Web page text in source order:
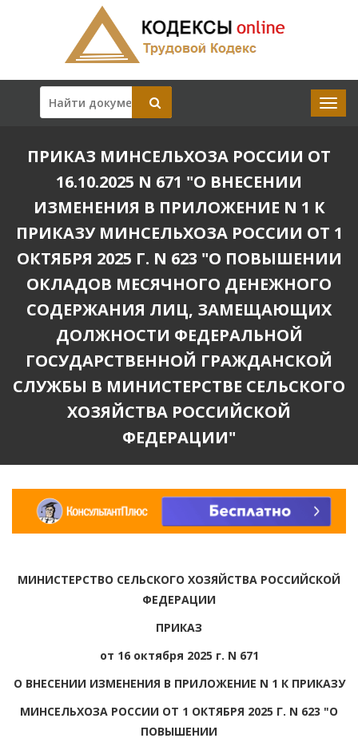
ПРИКАЗ МИНСЕЛЬХОЗА РОССИИ ОТ
16.10.2025 N 671 "О ВНЕСЕНИИ
ИЗМЕНЕНИЯ В ПРИЛОЖЕНИЕ N 1 К
ПРИКАЗУ МИНСЕЛЬХОЗА РОССИИ ОТ 1
ОКТЯБРЯ 2025 Г. N 623 "О ПОВЫШЕНИИ
ОКЛАДОВ МЕСЯЧНОГО ДЕНЕЖНОГО
СОДЕРЖАНИЯ ЛИЦ, ЗАМЕЩАЮЩИХ
ДОЛЖНОСТИ ФЕДЕРАЛЬНОЙ
ГОСУДАРСТВЕННОЙ ГРАЖДАНСКОЙ
СЛУЖБЫ В МИНИСТЕРСТВЕ СЕЛЬСКОГО
ХОЗЯЙСТВА РОССИЙСКОЙ
ФЕДЕРАЦИИ"
МИНИСТЕРСТВО СЕЛЬСКОГО ХОЗЯЙСТВА РОССИЙСКОЙ
ФЕДЕРАЦИИ
ПРИКАЗ
от 16 октября 2025 г. N 671
О ВНЕСЕНИИ ИЗМЕНЕНИЯ В ПРИЛОЖЕНИЕ N 1 К ПРИКАЗУ
МИНСЕЛЬХОЗА РОССИИ ОТ 1 ОКТЯБРЯ 2025 Г. N 623 "О
ПОВЫШЕНИИ